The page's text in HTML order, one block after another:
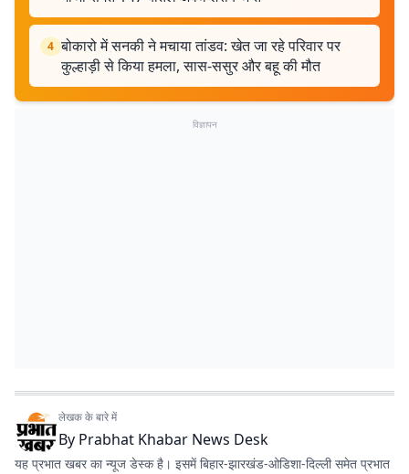
4 बोकारो में सनकी ने मचाया तांडव: खेत जा रहे परिवार पर
कुल्हाड़ी से किया हमला, सास-ससुर और बहू की मौत
विज्ञापन
लेखक के बारे में
By Prabhat Khabar News Desk
यह प्रभात खबर का न्यूज डेस्क है। इसमें बिहार-झारखंड-ओडिशा-दिल्‍ली समेत प्रभात